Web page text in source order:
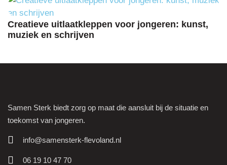
Creatieve uitlaatkleppen voor jongeren: kunst,
muziek en schrijven
Samen Sterk biedt zorg op maat die aansluit bij de situatie en
toekomst van jongeren.
info@samensterk-flevoland.nl
06 19 10 47 70